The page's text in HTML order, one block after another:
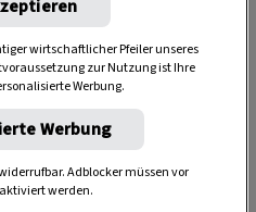
wirtschaftlicher Pfeiler unseres
zur Nutzung ist Ihre
Werbung.
Werbung
Adblocker müssen vor
werden.